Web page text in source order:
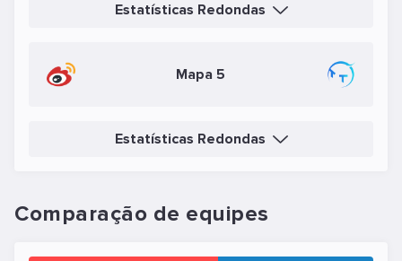
Estatísticas Redondas
Mapa 5
Estatísticas Redondas
Comparação de equipes